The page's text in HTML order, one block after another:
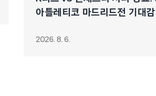
아틀레티코 마드리드전 기대
2026. 8. 6.